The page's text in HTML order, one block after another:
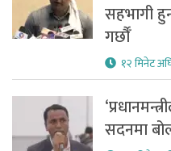
सहभागी
गर्छौँ
१२ मिनेट
सदनमा